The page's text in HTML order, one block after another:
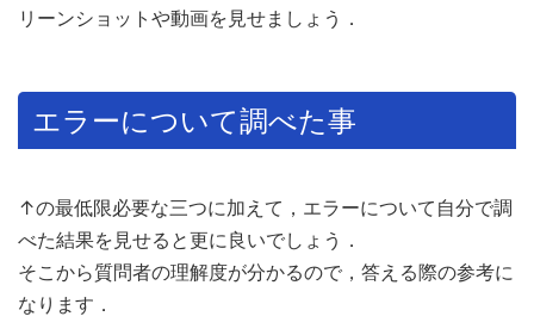
リーンショットや動画を見せましょう．
エラーについて調べた事
↑の最低限必要な三つに加えて，エラーについて自分で調
べた結果を見せると更に良いでしょう．
そこから質問者の理解度が分かるので，答える際の参考に
なります．